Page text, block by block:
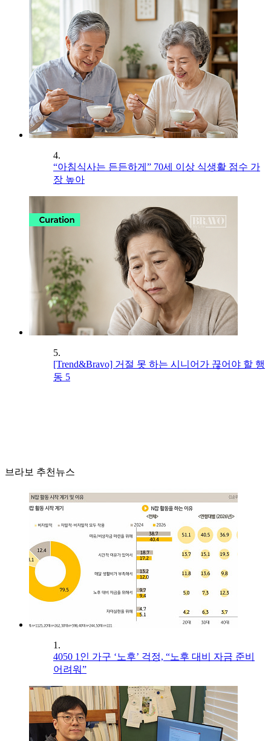
4.
“아침식사는 든든하게” 70세 이상 식생활 점수 가
장 높아
5.
[Trend&Bravo] 거절 못 하는 시니어가 끊어야 할 행
동 5
브라보 추천뉴스
1.
4050 1인 가구 ‘노후’ 걱정, “노후 대비 자금 준비
어려워”